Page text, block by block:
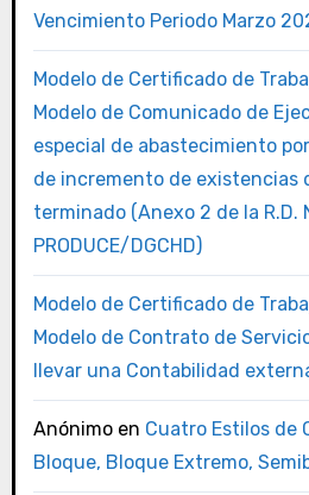
Vencimiento Periodo Marzo
Modelo de Certificado de
Modelo de Comunicado de
especial de abastecimiento
de incremento de existencias
terminado (Anexo 2 de la R.D.
PRODUCE/DGCHD)
Modelo de Certificado de
Modelo de Contrato de
llevar una Contabilidad
Anónimoen Cuatro Estilos de
Bloque, Bloque Extremo,